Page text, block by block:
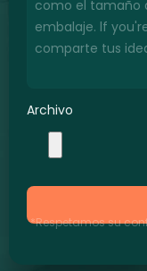
Archivo
*Respetamos su